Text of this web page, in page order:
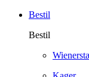
Bestil
Bestil